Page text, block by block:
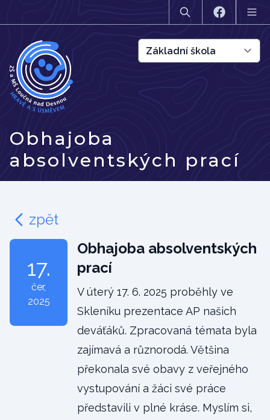
Obhajoba
absolventských prací
zpět
17.
čer,
2025
Obhajoba absolventských
prací
V úterý 17. 6. 2025 proběhly ve
Skleníku prezentace AP našich
deváťáků. Zpracovaná témata byla
zajímavá a různorodá. Většina
překonala své obavy z veřejného
vystupování a žáci své práce
představili v plné kráse. Myslím si,